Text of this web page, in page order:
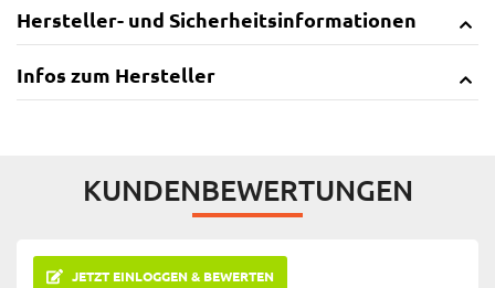
Hersteller- und Sicherheitsinformationen
Infos zum Hersteller
KUNDENBEWERTUNGEN
JETZT EINLOGGEN & BEWERTEN